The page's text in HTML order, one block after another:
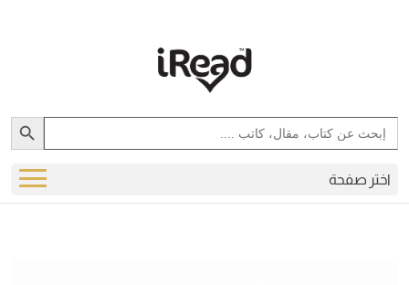
Search
for:
Search Button
اختر صفحة